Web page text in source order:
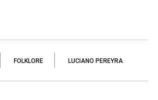
FOLKLORE LUCIANO PEREYRA